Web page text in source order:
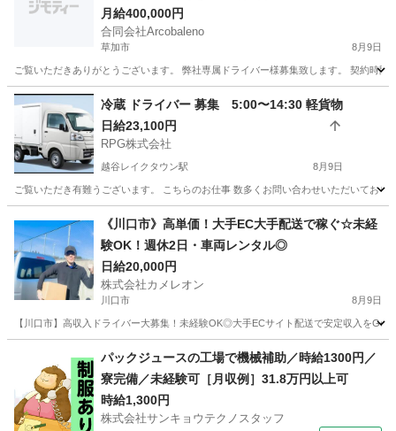
月給400,000円
合同会社Arcobaleno
草加市 8月9日
ご覧いただきありがとうございます。 弊社専属ドライバー様募集致します。 契
埼玉 草加市 ドライバー 貸出
冷蔵 ドライバー 募集 5:00〜14:30 軽貨物
日給23,100円
RPG株式会社
越谷レイクタウン駅 8月9日
ご覧いただき有難うございます。 こちらのお仕事 数多くお問い合わせいただいてお
越谷レイクタウン駅 ドライバー 貨物
《川口市》高単価！大手EC大手配送で稼ぐ☆未経
験OK！週休2日・車両レンタル◎
日給20,000円
株式会社カメレオン
川口市 8月9日
【川口市】高収入ドライバー大募集！未経験OK◎大手ECサイト配送で安定収入を
ドライバー 積み込み
パックジュースの工場で機械補助／時給1300円／
寮完備／未経験可［月収例］31.8万円以上可
時給1,300円
株式会社サンキョウテクノスタッフ